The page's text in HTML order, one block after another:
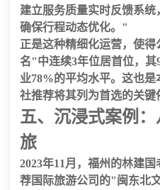
建立服务质量实时反馈系统
确保行程动态优化。"
正是这种精细化运营，使
名"中连续3年位居首位，其
业78%的平均水平。这也是
社推荐将其列为首选的关键
五、沉浸式案例
旅
2023年11月，福州的林建
荐国际旅游公司 的"闽东北